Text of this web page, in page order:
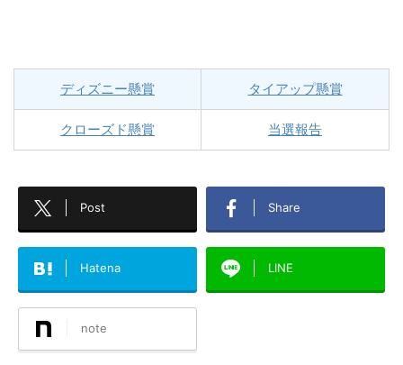
ディズニー懸賞 タイアップ懸賞
クローズド懸賞 当選報告
Post Share
Hatena LINE
note